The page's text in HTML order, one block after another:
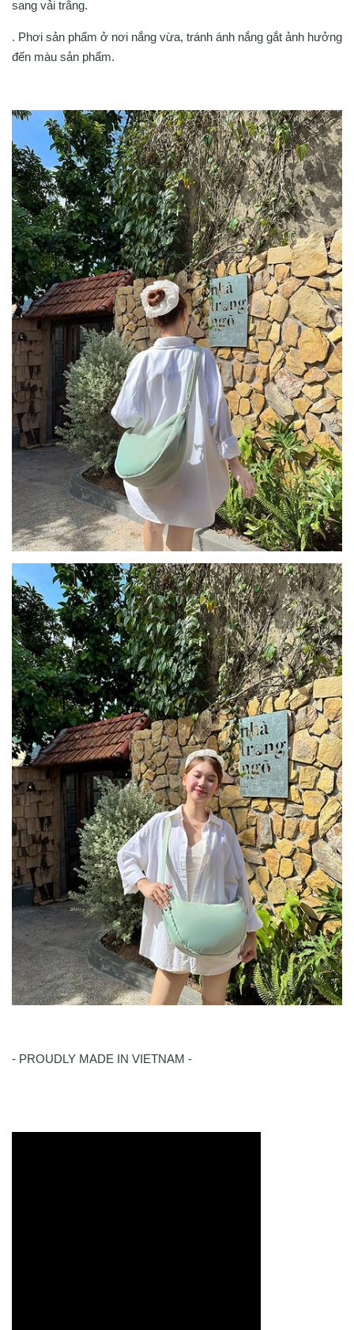
sang vải trắng.
. Phơi sản phẩm ở nơi nắng vừa, tránh ánh nắng gắt ảnh hưởng
đến màu sản phẩm.
- PROUDLY MADE IN VIETNAM -